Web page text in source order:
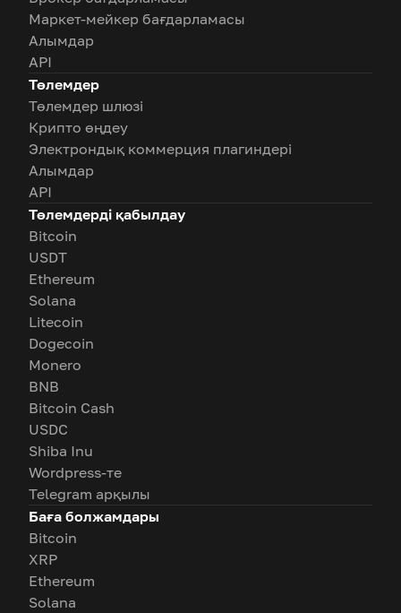
Маркет-мейкер бағдарламасы
Алымдар
API
Төлемдер
Төлемдер шлюзі
Крипто өңдеу
Электрондық коммерция плагиндері
Алымдар
API
Төлемдерді қабылдау
Bitcoin
USDT
Ethereum
Solana
Litecoin
Dogecoin
Monero
BNB
Bitcoin Cash
USDC
Shiba Inu
Wordpress-те
Telegram арқылы
Баға болжамдары
Bitcoin
XRP
Ethereum
Solana